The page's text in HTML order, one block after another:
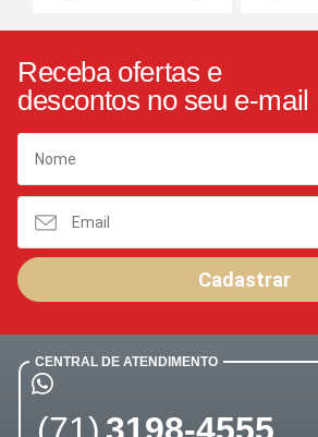
Receba ofertas e
descontos no seu e-mail
Cadastrar
CENTRAL DE ATENDIMENTO
(71) 3198-4555